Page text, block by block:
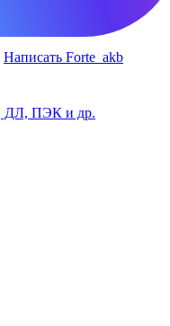
Написать Forte_akb
ДЛ, ПЭК и др.